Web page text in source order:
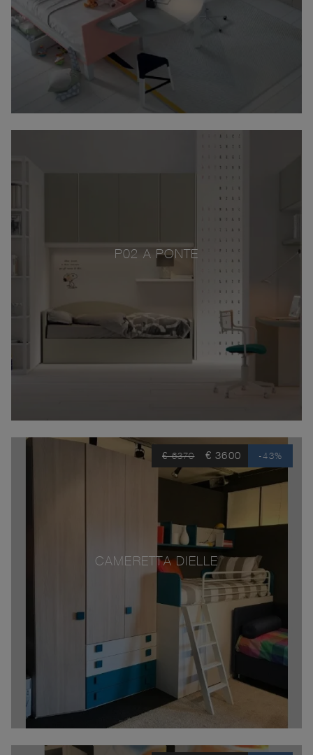
P02 A PONTE
€ 6370 € 3600 -43%
CAMERETTA DIELLE